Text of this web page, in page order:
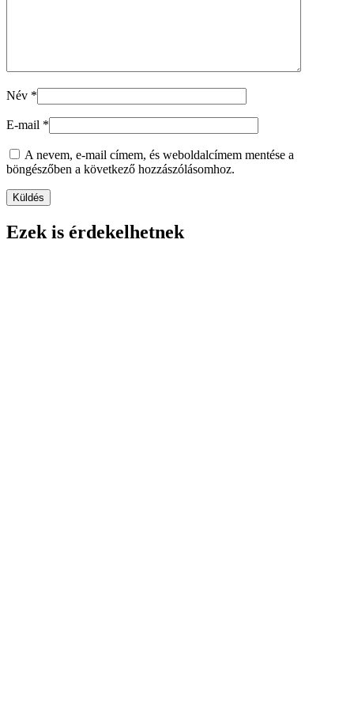
Név *
E-mail *
A nevem, e-mail címem, és weboldalcímem mentése a
böngészőben a következő hozzászólásomhoz.
Ezek is érdekelhetnek